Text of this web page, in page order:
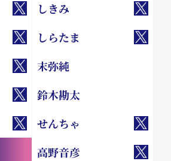
しきみ
しらたま
末弥純
鈴木勘太
せんちゃ
高野音彦